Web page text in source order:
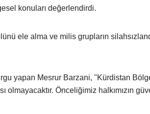
konuları değerlendirdi.
ele alma ve milis grupların
yapan Mesrur Barzani, "Kürdistan
olmayacaktır. Önceliğimiz halkımızın